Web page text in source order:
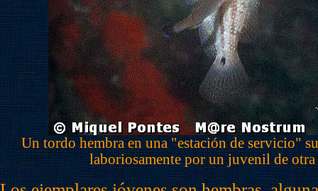
Un tordo hembra en una "estación de servicio"
laboriosamente por un juvenil de otra